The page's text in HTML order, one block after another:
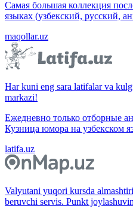
Самая большая коллекция
языках (узбекский, русский,
maqollar.uz
Har kuni eng sara latifalar va
markazi!
Ежедневно только отборные
Кузница юмора на узбекском
latifa.uz
Valyutani yuqori kursda
beruvchi servis. Punkt